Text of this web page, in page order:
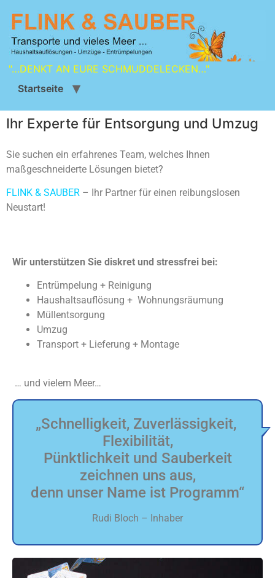
"…DENKT AN EURE SCHMUDDELECKEN…"
Startseite
Ihr Experte für Entsorgung und Umzug
Sie suchen ein erfahrenes Team, welches Ihnen
maßgeschneiderte Lösungen bietet?
FLINK & SAUBER – Ihr Partner für einen reibungslosen
Neustart!
Wir unterstützen Sie diskret und stressfrei bei:
Entrümpelung + Reinigung
Haushaltsauflösung + Wohnungsräumung
Müllentsorgung
Umzug
Transport + Lieferung + Montage
… und vielem Meer…
„Schnelligkeit, Zuverlässigkeit,
Flexibilität,
Pünktlichkeit und Sauberkeit
zeichnen uns aus,
denn unser Name ist Programm“
Rudi Bloch – Inhaber